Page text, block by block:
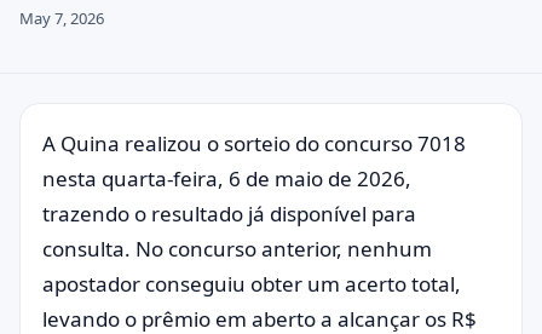
May 7, 2026
A Quina realizou o sorteio do concurso 7018
nesta quarta-feira, 6 de maio de 2026,
trazendo o resultado já disponível para
consulta. No concurso anterior, nenhum
apostador conseguiu obter um acerto total,
levando o prêmio em aberto a alcançar os R$